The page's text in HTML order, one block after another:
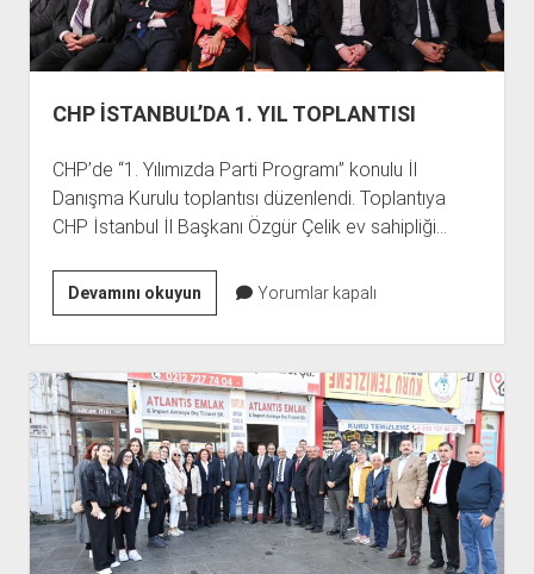
BİZ
YASAKLAMADIK.
CHP İSTANBUL’DA 1. YIL TOPLANTISI
CHP’de “1. Yılımızda Parti Programı” konulu İl
Danışma Kurulu toplantısı düzenlendi. Toplantıya
CHP İstanbul İl Başkanı Özgür Çelik ev sahipliği…
Devamını okuyunCHP
İSTANBUL’DA
1.
YIL
TOPLANTISI
Yorumlar kapalı